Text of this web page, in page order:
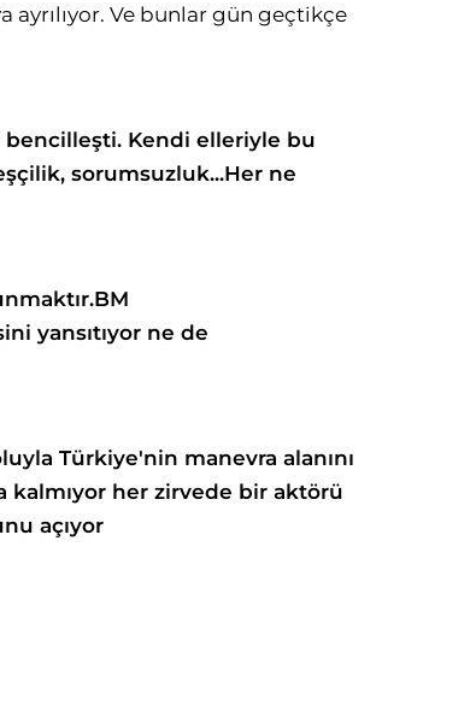
ayrılıyor. Ve bunlar gün geçtikçe
bencilleşti. Kendi elleriyle bu
sorumsuzluk...Her ne
BM
yansıtıyor ne de
Türkiye'nin manevra alanını
kalmıyor her zirvede bir aktörü
açıyor